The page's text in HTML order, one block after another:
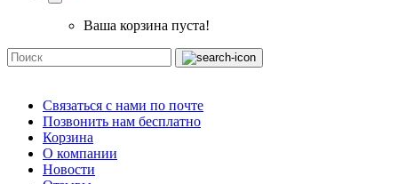
Ваша корзина пуста!
Связаться с нами по почте
Позвонить нам бесплатно
Корзина
О компании
Новости